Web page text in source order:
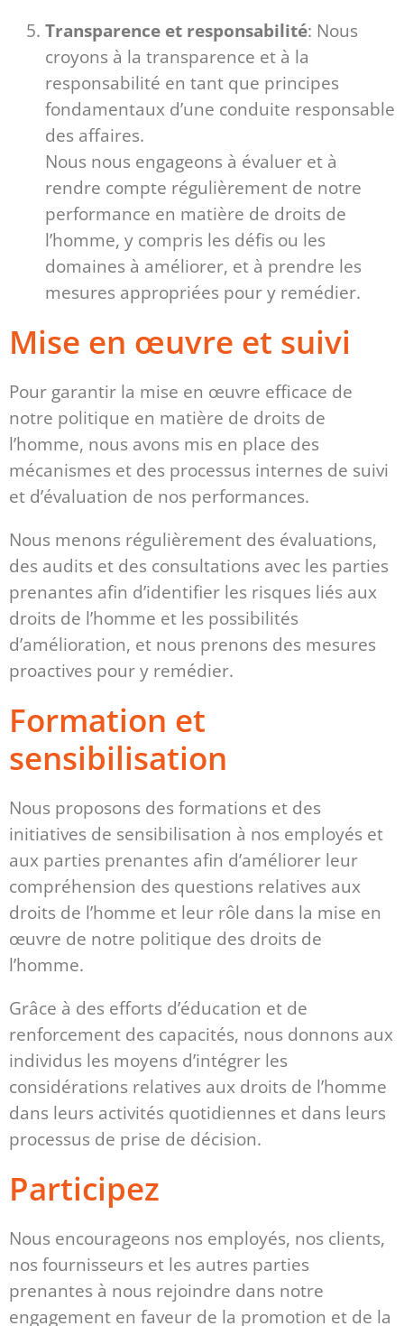
Transparence et responsabilité: Nous
croyons à la transparence et à la
responsabilité en tant que principes
fondamentaux d’une conduite responsable
des affaires.
Nous nous engageons à évaluer et à
rendre compte régulièrement de notre
performance en matière de droits de
l’homme, y compris les défis ou les
domaines à améliorer, et à prendre les
mesures appropriées pour y remédier.
Mise en œuvre et suivi
Pour garantir la mise en œuvre efficace de
notre politique en matière de droits de
l’homme, nous avons mis en place des
mécanismes et des processus internes de suivi
et d’évaluation de nos performances.
Nous menons régulièrement des évaluations,
des audits et des consultations avec les parties
prenantes afin d’identifier les risques liés aux
droits de l’homme et les possibilités
d’amélioration, et nous prenons des mesures
proactives pour y remédier.
Formation et
sensibilisation
Nous proposons des formations et des
initiatives de sensibilisation à nos employés et
aux parties prenantes afin d’améliorer leur
compréhension des questions relatives aux
droits de l’homme et leur rôle dans la mise en
œuvre de notre politique des droits de
l’homme.
Grâce à des efforts d’éducation et de
renforcement des capacités, nous donnons aux
individus les moyens d’intégrer les
considérations relatives aux droits de l’homme
dans leurs activités quotidiennes et dans leurs
processus de prise de décision.
Participez
Nous encourageons nos employés, nos clients,
nos fournisseurs et les autres parties
prenantes à nous rejoindre dans notre
engagement en faveur de la promotion et de la